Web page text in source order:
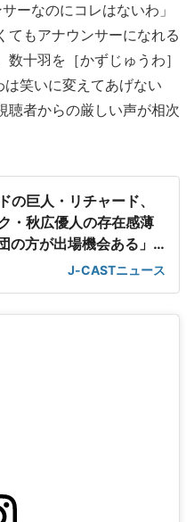
ーなのにコレはないわ」
てもアナウンサーになれる
十羽を［かずじゅうわ］
笑いに変えてあげない
聴者からの厳しい声が相次
の巨人・リチャード、
・秋広優人の存在感薄
の方が出場機会ある」
J-CASTニュース